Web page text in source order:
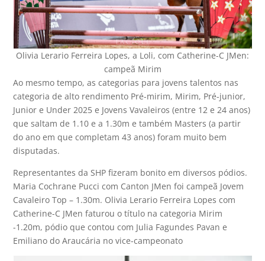
Olivia Lerario Ferreira Lopes, a Loli, com Catherine-C JMen:
campeã Mirim
Ao mesmo tempo, as categorias para jovens talentos nas
categoria de alto rendimento Pré-mirim, Mirim, Pré-junior,
Junior e Under 2025 e Jovens Vavaleiros (entre 12 e 24 anos)
que saltam de 1.10 e a 1.30m e também Masters (a partir
do ano em que completam 43 anos) foram muito bem
disputadas.
Representantes da SHP fizeram bonito em diversos pódios.
Maria Cochrane Pucci com Canton JMen foi campeã Jovem
Cavaleiro Top – 1.30m. Olivia Lerario Ferreira Lopes com
Catherine-C JMen faturou o título na categoria Mirim
-1.20m, pódio que contou com Julia Fagundes Pavan e
Emiliano do Araucária no vice-campeonato